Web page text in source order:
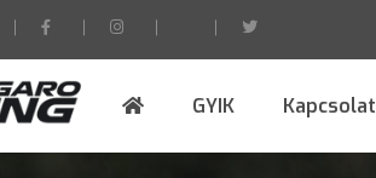
GYIK Kapcsolat